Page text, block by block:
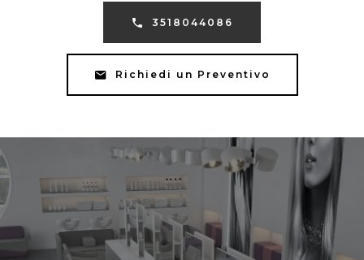
3518044086
Richiedi un Preventivo